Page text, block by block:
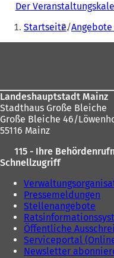
Der
Sie
befinden
Startseite
Landeshauptstadt Mainz
Stadthaus Große Bleiche
Große Bleiche 46/
55116 Mainz
115 - Ihre
Schnellzugriff
Pressemeldungen
Stellenangebote
Öffentliche
Serviceportal
Newsletter